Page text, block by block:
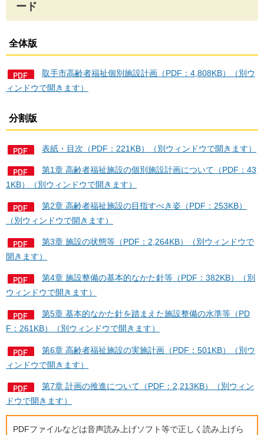
ード
全体版
取手市高齢者福祉個別施設計画（PDF：4,808KB）（別ウ
ィンドウで開きます）
分割版
表紙・目次（PDF：221KB）（別ウィンドウで開きます）
第1章 高齢者福祉施設の個別施設計画について（PDF：43
1KB）（別ウィンドウで開きます）
第2章 高齢者福祉施設の目指すべき姿（PDF：253KB）
（別ウィンドウで開きます）
第3章 施設の状態等（PDF：2,264KB）（別ウィンドウで
開きます）
第4章 施設整備の基本的なかた針等（PDF：382KB）（別
ウィンドウで開きます）
第5章 基本的なかた針を踏まえた施設整備の水準等（PD
F：261KB）（別ウィンドウで開きます）
第6章 高齢者福祉施設の実施計画（PDF：501KB）（別ウ
ィンドウで開きます）
第7章 計画の推進について（PDF：2,213KB）（別ウィン
ドウで開きます）
PDFファイルなどは音声読み上げソフト等で正しく読み上げら